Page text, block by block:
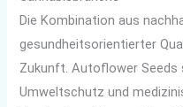
Die Kombination aus
gesundheitsorientierter
Zukunft. Autoflower Seeds
Umweltschutz und